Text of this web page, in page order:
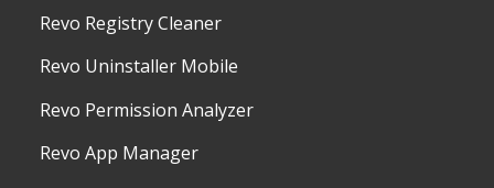
Revo Registry Cleaner
Revo Uninstaller Mobile
Revo Permission Analyzer
Revo App Manager